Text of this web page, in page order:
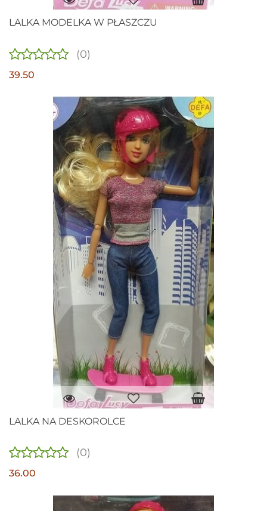
LALKA MODELKA W PŁASZCZU
(0)
39.50
LALKA NA DESKOROLCE
(0)
36.00